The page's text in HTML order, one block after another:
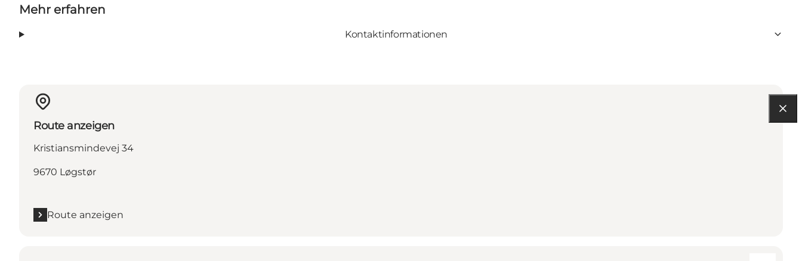
Mehr erfahren
Kontaktinformationen
Route anzeigen
Kristiansmindevej 34
9670 Løgstør
Route anzeigen